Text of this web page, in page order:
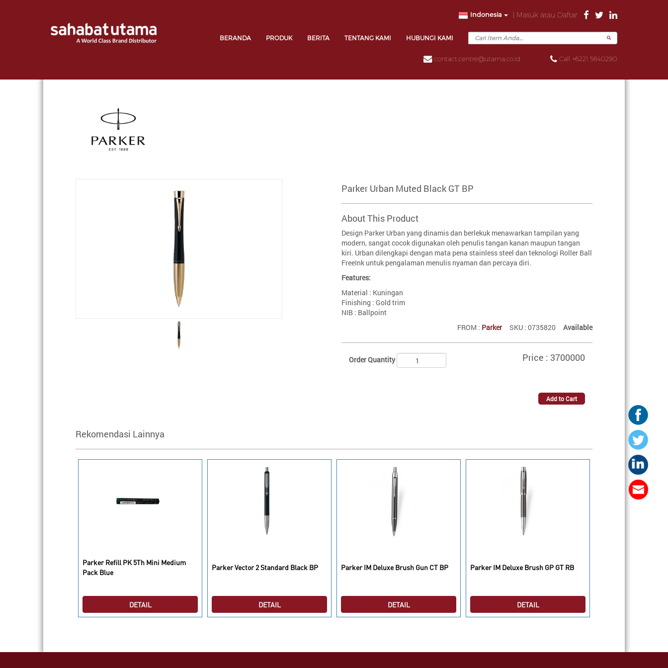
| Masuk atau Daftar
Indonesia
BERANDA PRODUK BERITA TENTANG KAMI HUBUNGI KAMI
contact.centre@utama.co.id Call +6221 5640290
Parker Urban Muted Black GT BP
About This Product
Design Parker Urban yang dinamis dan berlekuk menawarkan tampilan yang
modern, sangat cocok digunakan oleh penulis tangan kanan maupun tangan
kiri. Urban dilengkapi dengan mata pena stainless steel dan teknologi Roller Ball
FreeInk untuk pengalaman menulis nyaman dan percaya diri.
Features:
Material : Kuningan
Finishing : Gold trim
NIB : Ballpoint
FROM : ParkerSKU : 0735820 Available
Order Quantity Price : 3700000
Rekomendasi Lainnya
Parker Refill PK 5Th Mini Medium
Pack Blue
DETAIL
Parker Vector 2 Standard Black BP
DETAIL
Parker IM Deluxe Brush Gun CT BP
DETAIL
Parker IM Deluxe Brush GP GT RB
DETAIL